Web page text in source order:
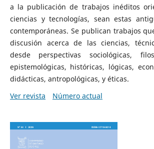
a la publicación de trabajos inéditos
ciencias y tecnologías, sean estas
contemporáneas. Se publican trabajos
discusión acerca de las ciencias,
desde perspectivas sociológicas,
epistemológicas, históricas, lógicas,
didácticas, antropológicas, y éticas.
Ver revista
Número actual